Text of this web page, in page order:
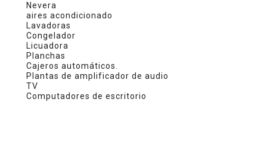
Nevera
aires acondicionado
Lavadoras
Congelador
Licuadora
Planchas
Cajeros automáticos.
Plantas de amplificador de audio
TV
Computadores de escritorio